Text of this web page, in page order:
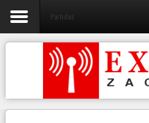
Partidos